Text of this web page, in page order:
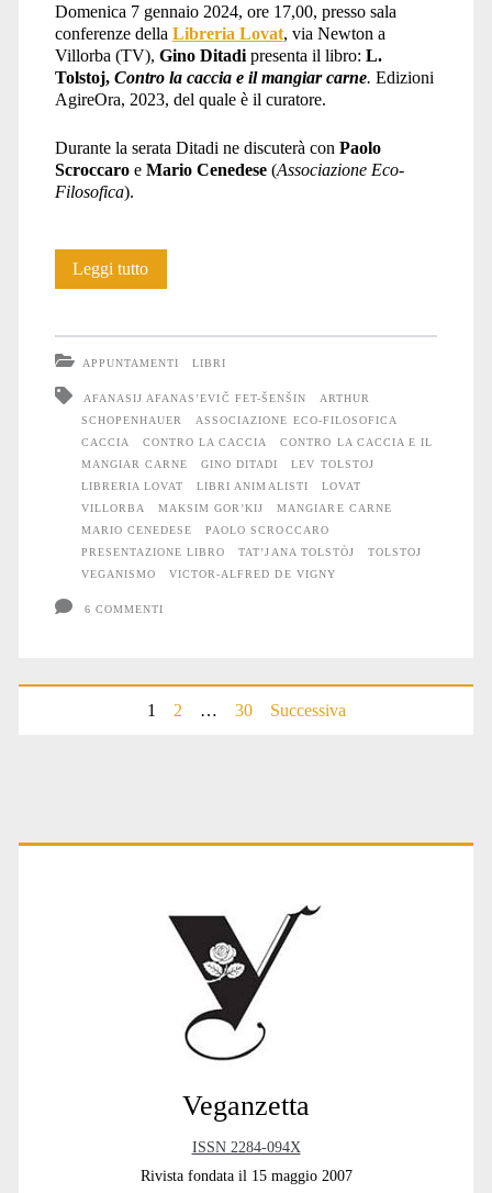
Domenica 7 gennaio 2024, ore 17,00, presso sala
conferenze della Libreria Lovat, via Newton a
Villorba (TV), Gino Ditadipresenta il libro: L.
Tolstoj, Contro la caccia e il mangiar carne. Edizioni
AgireOra, 2023, del quale è il curatore.
Durante la serata Ditadi ne discuterà con Paolo
Scroccaroe Mario Cenedese(Associazione Eco-
Filosofica).
Leggi tuttoGino
libro
“Contro
la
caccia
e
carne”
APPUNTAMENTI LIBRI
AFANASIJ AFANAS’EVIČ FET-ŠENŠIN
ARTHUR
SCHOPENHAUER
ASSOCIAZIONE ECO-FILOSOFICA
CACCIA
CONTRO LA CACCIA
CONTRO LA CACCIA E IL
MANGIAR CARNE
GINO DITADI
LEV TOLSTOJ
LIBRERIA LOVAT
LIBRI ANIMALISTI
LOVAT
VILLORBA
MAKSIM GOR’KIJ
MANGIARE CARNE
MARIO CENEDESE
PAOLO SCROCCARO
PRESENTAZIONE LIBRO
TAT’JANA TOLSTÒJ
TOLSTOJ
VEGANISMO
VICTOR-ALFRED DE VIGNY
6 COMMENTI
Paginazione
1 2 … 30 Successiva
Primary
Veganzetta
ISSN 2284-094X
Rivista fondata il 15 maggio 2007